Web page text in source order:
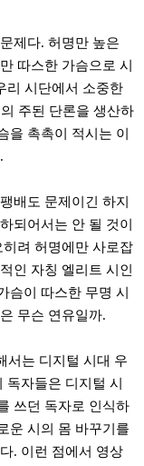
제다. 허명만 높은
따스한 가슴으로 시
리 시단에서 소중한
주된 단론을 생산하
을 촉촉이 적시는 이
배도 문제이긴 하지
되어서는 안 될 것이
려 허명에만 사로잡
인 자칭 엘리트 시인
슴이 따스한 무명 시
무슨 연유일까.
서는 디지털 시대 우
자들은 디지털 시
쓰던 독자로 인식하
운 시의 몸 바꾸기를
. 이런 점에서 영상